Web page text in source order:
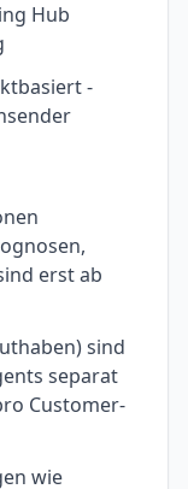
Hub
-
erst ab
sind
separat
Customer-
wie